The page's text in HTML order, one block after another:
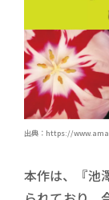
出典：https://
本作は、『池